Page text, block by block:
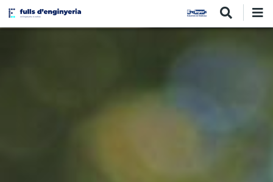
Vés
contingut